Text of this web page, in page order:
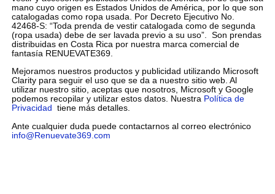
mano cuyo origen es Estados Unidos de América, por lo que son
catalogadas como ropa usada. Por Decreto Ejecutivo No.
42468-S: “Toda prenda de vestir catalogada como de segunda
(ropa usada) debe de ser lavada previo a su uso”. Son prendas
distribuidas en Costa Rica por nuestra marca comercial de
fantasía RENUEVATE369.
Mejoramos nuestros productos y publicidad utilizando Microsoft
Clarity para seguir el uso que se da a nuestro sitio web. Al
utilizar nuestro sitio, aceptas que nosotros, Microsoft y Google
podemos recopilar y utilizar estos datos. Nuestra Política de
Privacidad tiene más detalles.
Ante cualquier duda puede contactarnos al correo electrónico
info@Renuevate369.com